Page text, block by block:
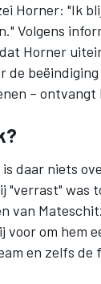
Horner: "Ik
Volgens
Horner
de
– ontvangt
daar niets
was
van
om hem
en zelfs